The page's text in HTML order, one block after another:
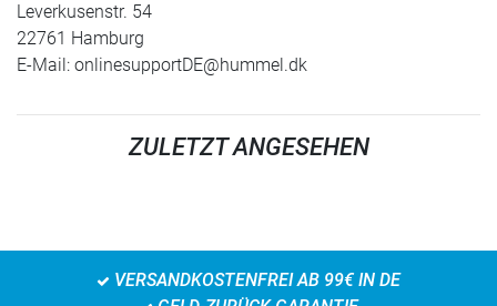
Leverkusenstr. 54
22761 Hamburg
E-Mail: onlinesupportDE@hummel.dk
ZULETZT ANGESEHEN
VERSANDKOSTENFREI AB 99€ IN DE